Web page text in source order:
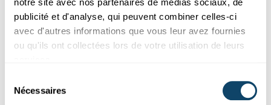
notre site avec nos partenaires de médias sociaux, de
publicité et d'analyse, qui peuvent combiner celles-ci
avec d'autres informations que vous leur avez fournies
ou qu'ils ont collectées lors de votre utilisation de leurs
Nécessaires
RECYCLING VON BIOPLASTIK
Darf man Bioplastikflaschen in den Wald
schmeißen?
Chemie im Berufsalltag: Doktorandin Berit Brüster vom LIST